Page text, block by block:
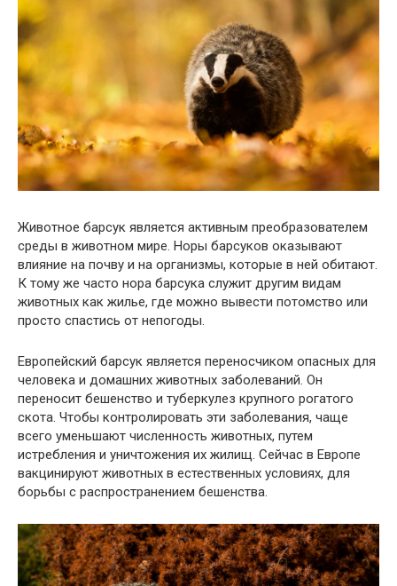
Животное барсук является активным преобразователем
среды в животном мире. Норы барсуков оказывают
влияние на почву и на организмы, которые в ней обитают.
К тому же часто нора барсука служит другим видам
животных как жилье, где можно вывести потомство или
просто спастись от непогоды.
Европейский барсук является переносчиком опасных для
человека и домашних животных заболеваний. Он
переносит бешенство и туберкулез крупного рогатого
скота. Чтобы контролировать эти заболевания, чаще
всего уменьшают численность животных, путем
истребления и уничтожения их жилищ. Сейчас в Европе
вакцинируют животных в естественных условиях, для
борьбы с распространением бешенства.